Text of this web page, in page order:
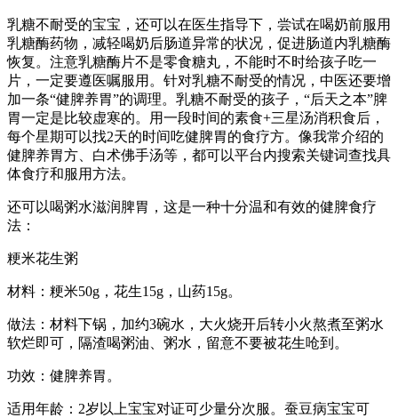
乳糖不耐受的宝宝，还可以在医生指导下，尝试在喝奶前服用
乳糖酶药物，减轻喝奶后肠道异常的状况，促进肠道内乳糖酶
恢复。注意乳糖酶片不是零食糖丸，不能时不时给孩子吃一
片，一定要遵医嘱服用。针对乳糖不耐受的情况，中医还要增
加一条“健脾养胃”的调理。乳糖不耐受的孩子，“后天之本”脾
胃一定是比较虚寒的。用一段时间的素食+三星汤消积食后，
每个星期可以找2天的时间吃健脾胃的食疗方。像我常介绍的
健脾养胃方、白术佛手汤等，都可以平台内搜索关键词查找具
体食疗和服用方法。
还可以喝粥水滋润脾胃，这是一种十分温和有效的健脾食疗
法：
粳米花生粥
材料：粳米50g，花生15g，山药15g。
做法：材料下锅，加约3碗水，大火烧开后转小火熬煮至粥水
软烂即可，隔渣喝粥油、粥水，留意不要被花生呛到。
功效：健脾养胃。
适用年龄：2岁以上宝宝对证可少量分次服。蚕豆病宝宝可